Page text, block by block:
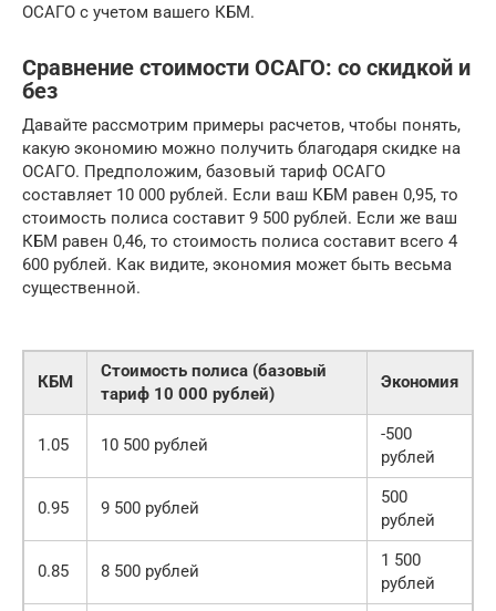
ОСАГО с учетом вашего КБМ.
Сравнение стоимости ОСАГО: со скидкой и
без
Давайте рассмотрим примеры расчетов, чтобы понять,
какую экономию можно получить благодаря скидке на
ОСАГО. Предположим, базовый тариф ОСАГО
составляет 10 000 рублей. Если ваш КБМ равен 0,95, то
стоимость полиса составит 9 500 рублей. Если же ваш
КБМ равен 0,46, то стоимость полиса составит всего 4
600 рублей. Как видите, экономия может быть весьма
существенной.
КБМ
Стоимость полиса (базовый
тариф 10 000 рублей)
Экономия
1.05 10 500 рублей
-500
рублей
0.95 9 500 рублей
500
рублей
0.85 8 500 рублей
1 500
рублей